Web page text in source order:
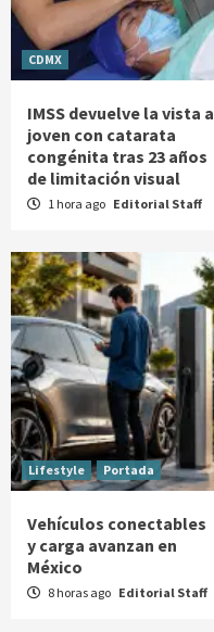
CDMX
IMSS devuelve la vista a
joven con catarata
congénita tras 23 años
de limitación visual
1 hora ago Editorial Staff
Lifestyle Portada
Vehículos conectables
y carga avanzan en
México
8 horas ago Editorial Staff